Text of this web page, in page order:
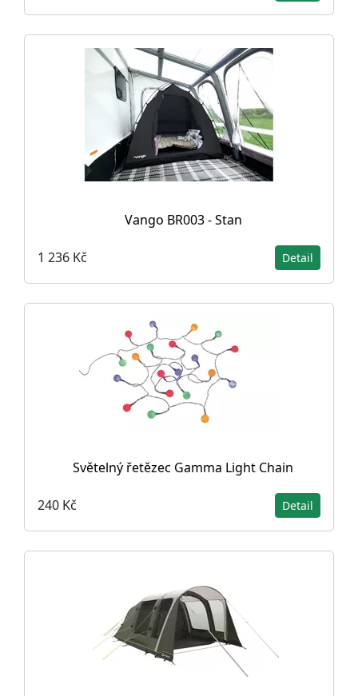
Vango BR003 - Stan
1 236 Kč Detail
Světelný řetězec Gamma Light Chain
240 Kč Detail